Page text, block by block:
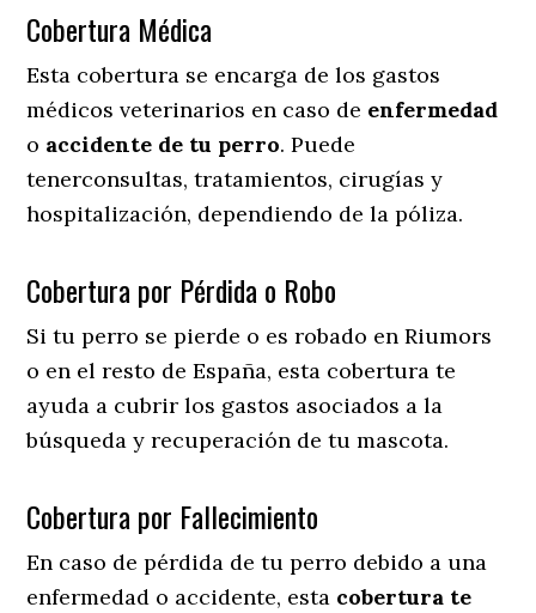
Cobertura Médica
Esta cobertura se encarga de los gastos
médicos veterinarios en caso de enfermedad
o accidente de tu perro. Puede
tenerconsultas, tratamientos, cirugías y
hospitalización, dependiendo de la póliza.
Cobertura por Pérdida o Robo
Si tu perro se pierde o es robado en Riumors
o en el resto de España, esta cobertura te
ayuda a cubrir los gastos asociados a la
búsqueda y recuperación de tu mascota.
Cobertura por Fallecimiento
En caso de pérdida de tu perro debido a una
enfermedad o accidente, esta cobertura te